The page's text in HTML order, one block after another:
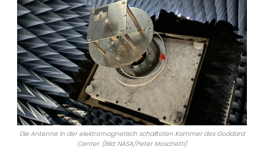
Die Antenne in der elektromagnetisch schalltoten Kammer des Goddard
Center. (Bild: NASA/Peter Moschetti)